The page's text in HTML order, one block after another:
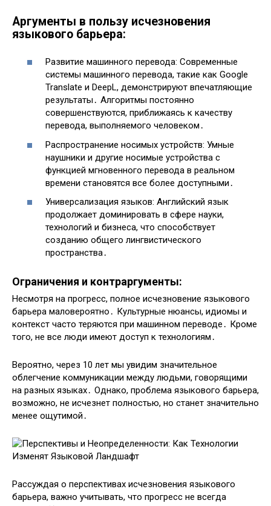
Аргументы в пользу исчезновения
языкового барьера:
Развитие машинного перевода: Современные
системы машинного перевода, такие как Google
Translate и DeepL, демонстрируют впечатляющие
результаты․ Алгоритмы постоянно
совершенствуются, приближаясь к качеству
перевода, выполняемого человеком․
Распространение носимых устройств: Умные
наушники и другие носимые устройства с
функцией мгновенного перевода в реальном
времени становятся все более доступными․
Универсализация языков: Английский язык
продолжает доминировать в сфере науки,
технологий и бизнеса, что способствует
созданию общего лингвистического
пространства․
Ограничения и контраргументы:
Несмотря на прогресс, полное исчезновение языкового
барьера маловероятно․ Культурные нюансы, идиомы и
контекст часто теряются при машинном переводе․ Кроме
того, не все люди имеют доступ к технологиям․
Вероятно, через 10 лет мы увидим значительное
облегчение коммуникации между людьми, говорящими
на разных языках․ Однако, проблема языкового барьера,
возможно, не исчезнет полностью, но станет значительно
менее ощутимой․
Рассуждая о перспективах исчезновения языкового
барьера, важно учитывать, что прогресс не всегда